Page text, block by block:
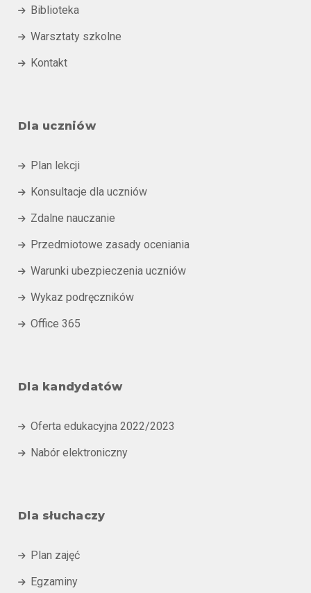
 Biblioteka
 Warsztaty szkolne
 Kontakt
Dla uczniów
 Plan lekcji
 Konsultacje dla uczniów
 Zdalne nauczanie
 Przedmiotowe zasady oceniania
 Warunki ubezpieczenia uczniów
 Wykaz podręczników
 Office 365
Dla kandydatów
 Oferta edukacyjna 2022/2023
 Nabór elektroniczny
Dla słuchaczy
 Plan zajęć
 Egzaminy